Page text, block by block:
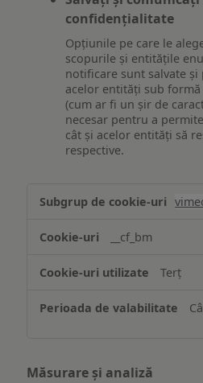
confidențialitate
Opțiunile pe care le
scopurile și entitățile
notificare sunt salvate și
acelor entități sub
(cum ar fi un șir de
necesar pentru a
cât și acelor entități să
respective.
Asigurarea
funcționalităților
website-
ului
__cf_bm
Terț
Măsurare și analiză